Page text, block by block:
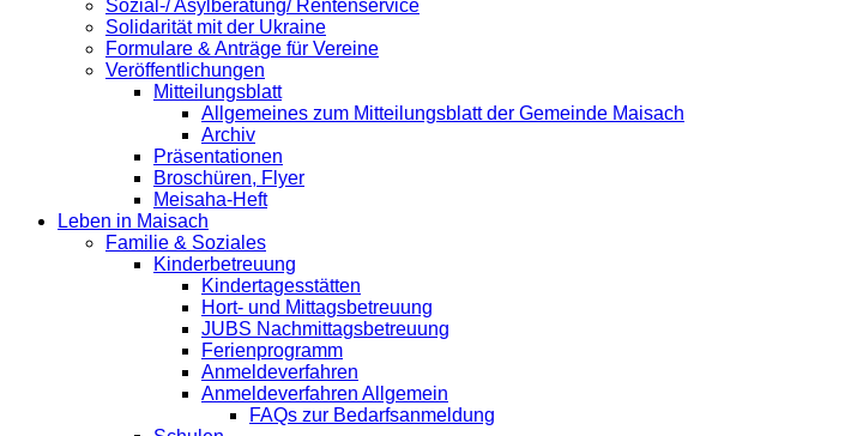
Sozial-/ Asylberatung/ Rentenservice
Solidarität mit der Ukraine
Formulare & Anträge für Vereine
Veröffentlichungen
Mitteilungsblatt
Allgemeines zum Mitteilungsblatt der Gemeinde Maisach
Archiv
Präsentationen
Broschüren, Flyer
Meisaha-Heft
Leben in Maisach
Familie & Soziales
Kinderbetreuung
Kindertagesstätten
Hort- und Mittagsbetreuung
JUBS Nachmittagsbetreuung
Ferienprogramm
Anmeldeverfahren
Anmeldeverfahren Allgemein
FAQs zur Bedarfsanmeldung